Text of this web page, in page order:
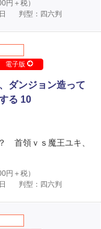
円＋税）
判型：四六判
電子版
ダンジョン造って
る 10
首領ｖｓ魔王ユキ、
円＋税）
判型：四六判